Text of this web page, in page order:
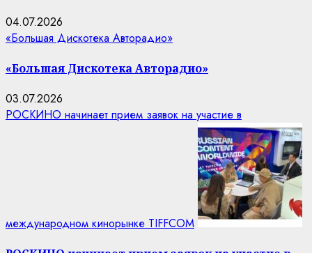
04.07.2026
«Большая Дискотека Авторадио»
«Большая Дискотека Авторадио»
03.07.2026
РОСКИНО начинает прием заявок на участие в
международном кинорынке TIFFCOM